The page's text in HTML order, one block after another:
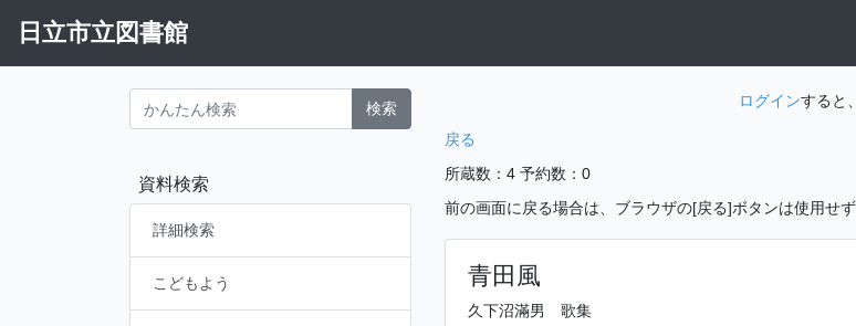
日立市立図書館
検索
資料検索
詳細検索
こどもよう
ログインすると
戻る
所蔵数：4 予約数：0
前の画面に戻る場合は、ブラウザの[戻る]ボタンは使用せ
青田風
久下沼滿男 歌集